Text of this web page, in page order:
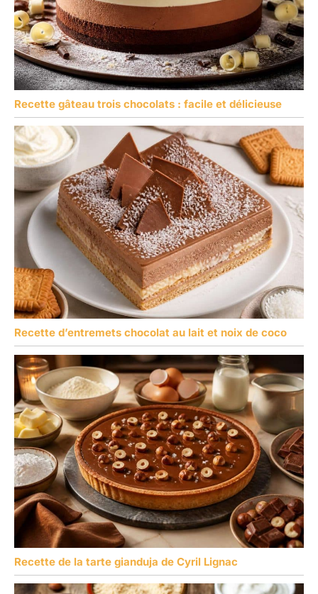
Recette gâteau trois chocolats : facile et délicieuse
Recette d’entremets chocolat au lait et noix de coco
Recette de la tarte gianduja de Cyril Lignac